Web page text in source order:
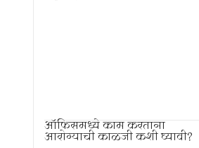
ऑफिसमध्ये काम करताना
आरोग्याची काळजी कशी घ्यावी?